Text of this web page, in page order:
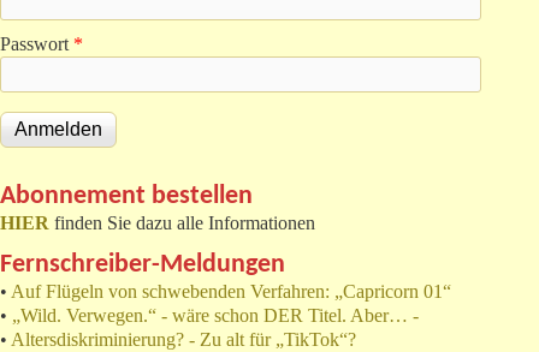
Passwort *
Abonnement bestellen
HIER finden Sie dazu alle Informationen
Fernschreiber-Meldungen
• Auf Flügeln von schwebenden Verfahren: „Capricorn 01“
• „Wild. Verwegen.“ - wäre schon DER Titel. Aber… -
• Altersdiskriminierung? - Zu alt für „TikTok“?